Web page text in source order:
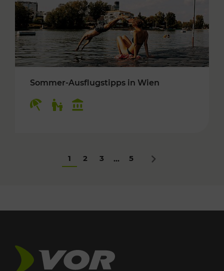
Sommer-Ausflugstipps in Wien
1 2 3 ... 5 Nächstes